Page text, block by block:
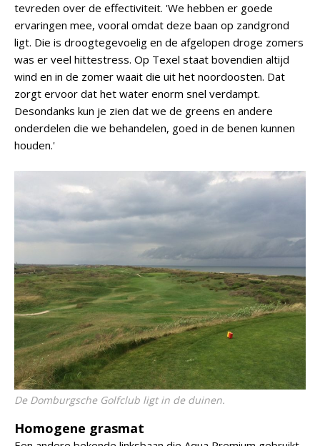
tevreden over de effectiviteit. 'We hebben er goede
ervaringen mee, vooral omdat deze baan op zandgrond
ligt. Die is droogtegevoelig en de afgelopen droge zomers
was er veel hittestress. Op Texel staat bovendien altijd
wind en in de zomer waait die uit het noordoosten. Dat
zorgt ervoor dat het water enorm snel verdampt.
Desondanks kun je zien dat we de greens en andere
onderdelen die we behandelen, goed in de benen kunnen
houden.'
De Domburgsche Golfclub ligt in de duinen.
Homogene grasmat